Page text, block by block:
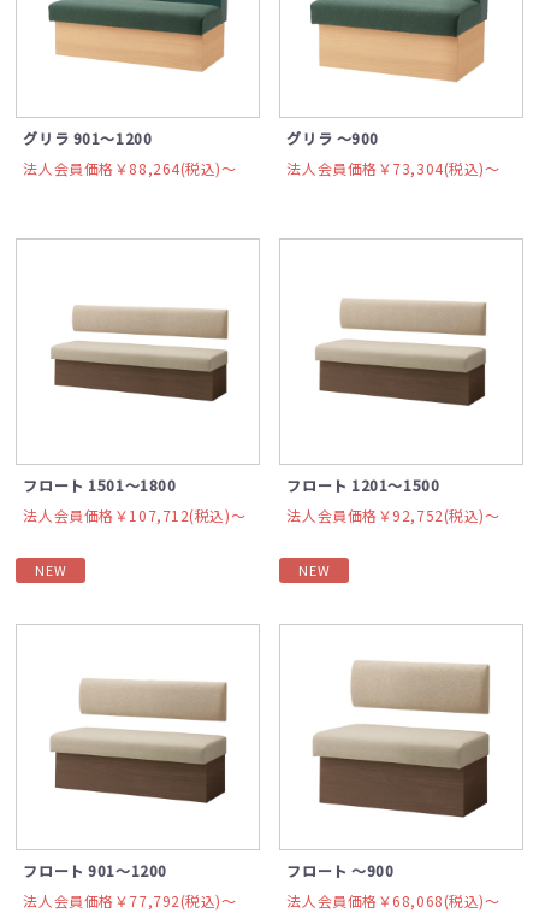
グリラ 901～1200
法人会員価格￥88,264(税込)〜
グリラ ～900
法人会員価格￥73,304(税込)〜
フロート 1501～1800
法人会員価格￥107,712(税込)〜
NEW
フロート 1201～1500
法人会員価格￥92,752(税込)〜
NEW
フロート 901～1200
法人会員価格￥77,792(税込)〜
フロート ～900
法人会員価格￥68,068(税込)〜